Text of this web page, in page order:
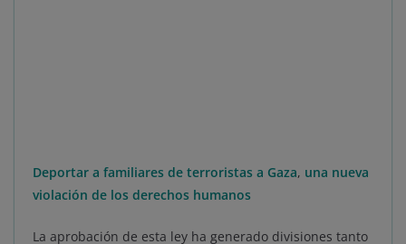
Deportar a familiares de terroristas a Gaza, una nueva
violación de los derechos humanos
La aprobación de esta ley ha generado divisiones tanto